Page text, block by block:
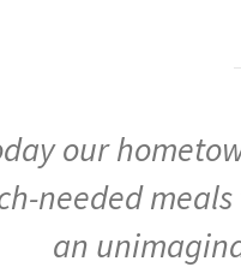
our
needed
an